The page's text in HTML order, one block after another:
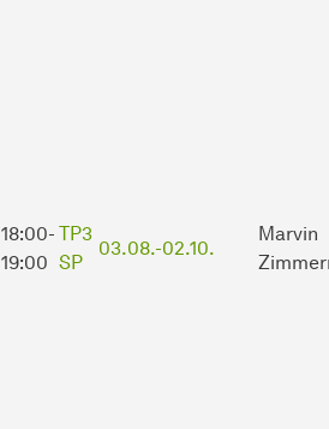
18:00-
19:00
TP3
SP
03.08.-02.10.
Marvin